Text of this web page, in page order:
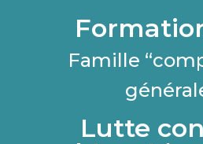
Famille
Lutte